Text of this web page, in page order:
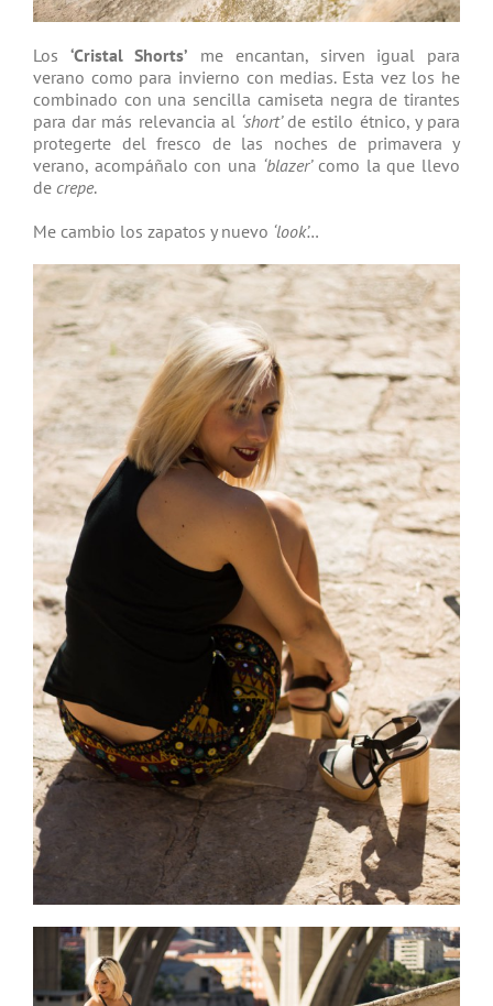
Los ‘Cristal Shorts’ me encantan, sirven igual para
verano como para invierno con medias. Esta vez los he
combinado con una sencilla camiseta negra de tirantes
para dar más relevancia al ‘short’de estilo étnico, y para
protegerte del fresco de las noches de primavera y
verano, acompáñalo con una ‘blazer’como la que llevo
de crepe.
Me cambio los zapatos y nuevo ‘look’…